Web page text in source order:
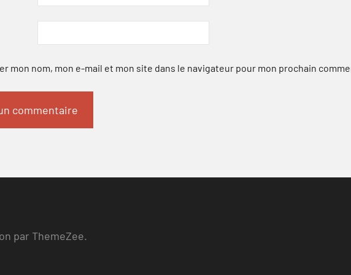
mon nom, mon e-mail et mon site dans le navigateur pour mon prochain
par ThemeZee.